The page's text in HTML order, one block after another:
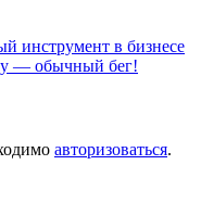
инструмент в бизнесе
— обычный бег!
авторизоваться.